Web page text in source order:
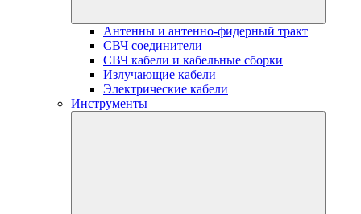
Антенны и антенно-фидерный тракт
СВЧ соединители
СВЧ кабели и кабельные сборки
Излучающие кабели
Электрические кабели
Инструменты